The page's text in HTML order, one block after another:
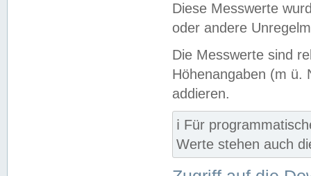
Diese Messwerte
oder andere
Die Messwerte sind
Höhenangaben (m ü.
addieren.
ℹ️ Für
Werte stehen auch